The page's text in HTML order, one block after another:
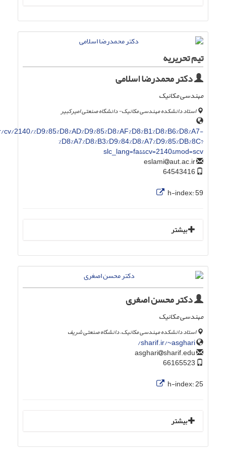
تیم تحریریه
دکتر محمدرضا اسلامی
مهندسی مکانیک
استاد دانشکده مهندسی مکانیک- دانشگاه صنعتی امیرکبیر
2140/%D9%85%D8%AD%D9%85%D8%AF%D8%B1%D8%B6%D8%A7-
%D8%A7%D8%B3%D9%84%D8%A7%D9%85%DB%8C?
slc_lang=fa&&cv=2140&mod=scv
aut.ac.ir
h-index:59
بیشتر
دکتر محسن اصغری
مهندسی مکانیک
استاد دانشکده مهندسی مکانیک، دانشگاه صنعتی شریف
sharif.ir/~asghari/
sharif.edu
h-index:25
بیشتر